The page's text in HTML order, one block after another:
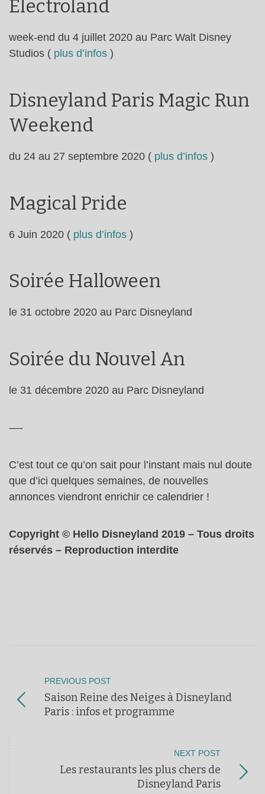
Electroland
week-end du 4 juillet 2020 au Parc Walt Disney
Studios ( plus d’infos )
Disneyland Paris Magic Run
Weekend
du 24 au 27 septembre 2020 ( plus d’infos )
Magical Pride
6 Juin 2020 ( plus d’infos )
Soirée Halloween
le 31 octobre 2020 au Parc Disneyland
Soirée du Nouvel An
le 31 décembre 2020 au Parc Disneyland
—-
C’est tout ce qu’on sait pour l’instant mais nul doute
que d’ici quelques semaines, de nouvelles
annonces viendront enrichir ce calendrier !
Copyright © Hello Disneyland 2019 – Tous droits
réservés – Reproduction interdite
PREVIOUS POST
Saison Reine des Neiges à Disneyland
Paris : infos et programme
NEXT POST
Les restaurants les plus chers de
Disneyland Paris